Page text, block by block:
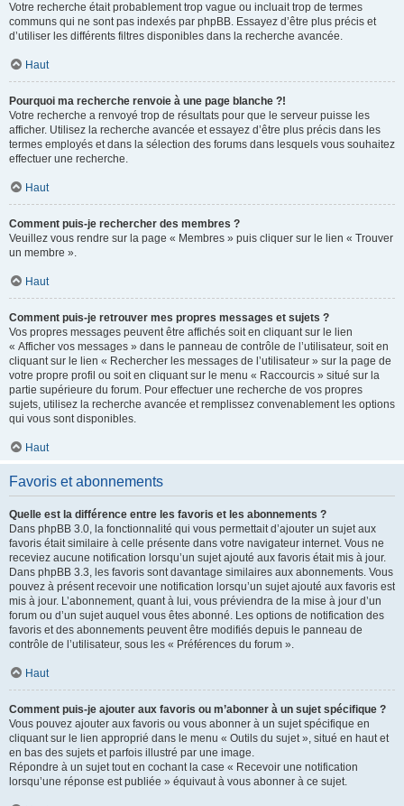
Votre recherche était probablement trop vague ou incluait trop de termes
communs qui ne sont pas indexés par phpBB. Essayez d’être plus précis et
d’utiliser les différents filtres disponibles dans la recherche avancée.
Haut
Pourquoi ma recherche renvoie à une page blanche ?!
Votre recherche a renvoyé trop de résultats pour que le serveur puisse les
afficher. Utilisez la recherche avancée et essayez d’être plus précis dans les
termes employés et dans la sélection des forums dans lesquels vous souhaitez
effectuer une recherche.
Haut
Comment puis-je rechercher des membres ?
Veuillez vous rendre sur la page « Membres » puis cliquer sur le lien « Trouver
un membre ».
Haut
Comment puis-je retrouver mes propres messages et sujets ?
Vos propres messages peuvent être affichés soit en cliquant sur le lien
« Afficher vos messages » dans le panneau de contrôle de l’utilisateur, soit en
cliquant sur le lien « Rechercher les messages de l’utilisateur » sur la page de
votre propre profil ou soit en cliquant sur le menu « Raccourcis » situé sur la
partie supérieure du forum. Pour effectuer une recherche de vos propres
sujets, utilisez la recherche avancée et remplissez convenablement les options
qui vous sont disponibles.
Haut
Favoris et abonnements
Quelle est la différence entre les favoris et les abonnements ?
Dans phpBB 3.0, la fonctionnalité qui vous permettait d’ajouter un sujet aux
favoris était similaire à celle présente dans votre navigateur internet. Vous ne
receviez aucune notification lorsqu’un sujet ajouté aux favoris était mis à jour.
Dans phpBB 3.3, les favoris sont davantage similaires aux abonnements. Vous
pouvez à présent recevoir une notification lorsqu’un sujet ajouté aux favoris est
mis à jour. L’abonnement, quant à lui, vous préviendra de la mise à jour d’un
forum ou d’un sujet auquel vous êtes abonné. Les options de notification des
favoris et des abonnements peuvent être modifiés depuis le panneau de
contrôle de l’utilisateur, sous les « Préférences du forum ».
Haut
Comment puis-je ajouter aux favoris ou m’abonner à un sujet spécifique ?
Vous pouvez ajouter aux favoris ou vous abonner à un sujet spécifique en
cliquant sur le lien approprié dans le menu « Outils du sujet », situé en haut et
en bas des sujets et parfois illustré par une image.
Répondre à un sujet tout en cochant la case « Recevoir une notification
lorsqu’une réponse est publiée » équivaut à vous abonner à ce sujet.